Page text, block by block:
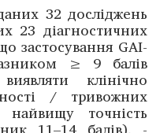
32 дослі­джень
23 діагностичних
застосування GAI-
≥ 9 ­балів
клінічно
/ тривожних
точність